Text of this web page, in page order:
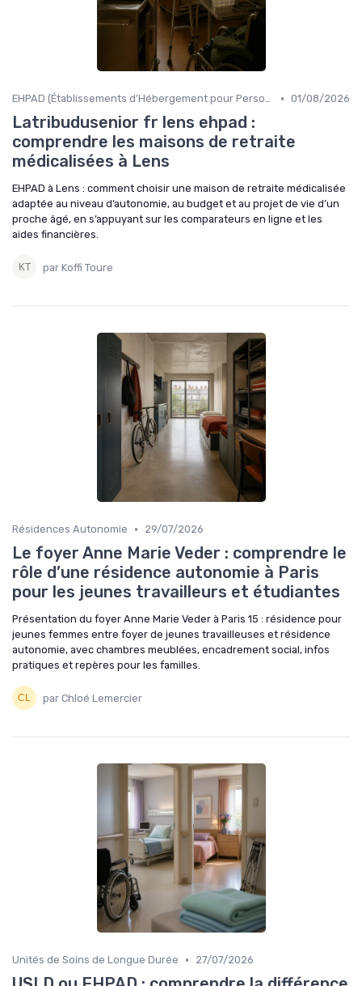
EHPAD (Établissements d'Hébergement pour Personnes Âgées Dépendantes) • 01/08/2026
Latribudusenior fr lens ehpad :
comprendre les maisons de retraite
médicalisées à Lens
EHPAD à Lens : comment choisir une maison de retraite médicalisée
adaptée au niveau d’autonomie, au budget et au projet de vie d’un
proche âgé, en s’appuyant sur les comparateurs en ligne et les
aides financières.
par Koffi Toure
Résidences Autonomie • 29/07/2026
Le foyer Anne Marie Veder : comprendre le
rôle d’une résidence autonomie à Paris
pour les jeunes travailleurs et étudiantes
Présentation du foyer Anne Marie Veder à Paris 15 : résidence pour
jeunes femmes entre foyer de jeunes travailleuses et résidence
autonomie, avec chambres meublées, encadrement social, infos
pratiques et repères pour les familles.
par Chloé Lemercier
Unités de Soins de Longue Durée • 27/07/2026